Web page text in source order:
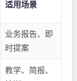
适用场景
业务报告、即
时提案
教学、简报、